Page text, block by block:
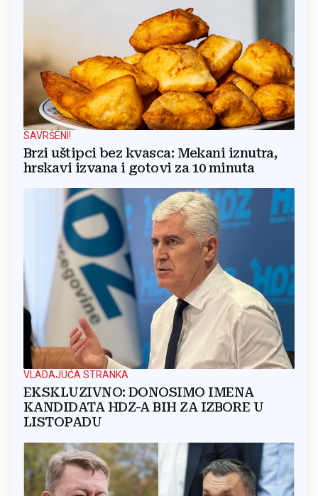
SAVRŠENI!
Brzi uštipci bez kvasca: Mekani iznutra,
hrskavi izvana i gotovi za 10 minuta
VLADAJUĆA STRANKA
EKSKLUZIVNO: DONOSIMO IMENA
KANDIDATA HDZ-A BIH ZA IZBORE U
LISTOPADU